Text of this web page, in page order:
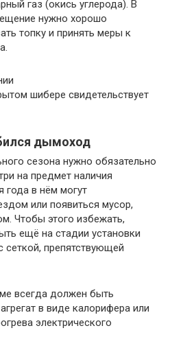
газ (окись углерода). В
нужно хорошо
топку и принять меры к
шибере свидетельствует
дымоход
сезона нужно обязательно
на предмет наличия
года в нём могут
или появиться мусор,
Чтобы этого избежать,
ещё на стадии установки
препятствующей
всегда должен быть
в виде калорифера или
электрического